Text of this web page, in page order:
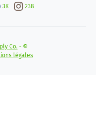
3K 238
Co. - ©
légales